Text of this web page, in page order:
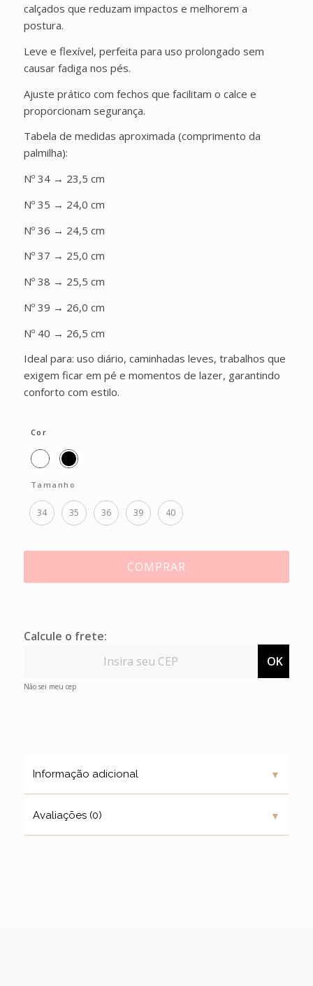
calçados que reduzam impactos e melhorem a
postura.
Leve e flexível, perfeita para uso prolongado sem
causar fadiga nos pés.
Ajuste prático com fechos que facilitam o calce e
proporcionam segurança.
Tabela de medidas aproximada (comprimento da
palmilha):
Nº 34 → 23,5 cm
Nº 35 → 24,0 cm
Nº 36 → 24,5 cm
Nº 37 → 25,0 cm
Nº 38 → 25,5 cm
Nº 39 → 26,0 cm
Nº 40 → 26,5 cm
Ideal para: uso diário, caminhadas leves, trabalhos que
exigem ficar em pé e momentos de lazer, garantindo
conforto com estilo.
Cor
Tamanho
34 35 36 39 40
COMPRAR
Calcule o frete:
OK
Não sei meu cep
Informação adicional ▼
Avaliações (0) ▼